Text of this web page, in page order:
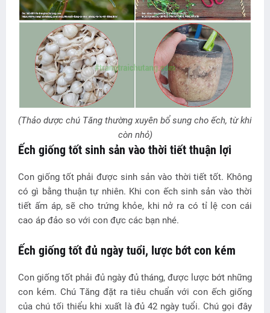
(Thảo dược chú Tăng thường xuyên bổ sung cho ếch, từ khi
còn nhỏ)
Ếch giống tốt sinh sản vào thời tiết thuận lợi
Con giống tốt phải được sinh sản vào thời tiết tốt. Không
có gì bằng thuận tự nhiên. Khi con ếch sinh sản vào thời
tiết ấm áp, sẽ cho trứng khỏe, khi nở ra có tỉ lệ con cái
cao áp đảo so với con đực các bạn nhé.
Ếch giống tốt đủ ngày tuổi, lược bớt con kém
Con giống tốt phải đủ ngày đủ tháng, được lược bớt những
con kém. Chú Tăng đặt ra tiêu chuẩn với con ếch giống
của chú tối thiểu khi xuất là đủ 42 ngày tuổi. Chú gọi đây